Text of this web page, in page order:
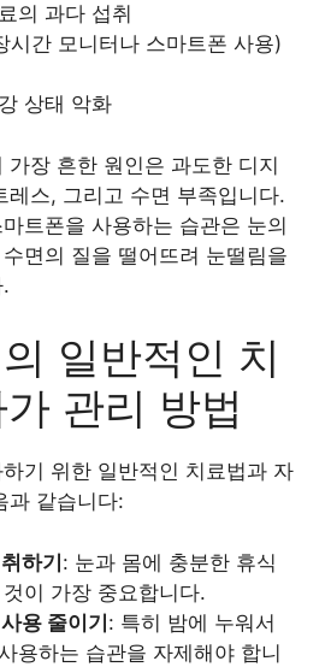
의 과다 섭취
시간 모니터나 스마트폰 사용)
상태 악화
가장 흔한 원인은 과도한 디지
레스, 그리고 수면 부족입니다.
트폰을 사용하는 습관은 눈의
면의 질을 떨어뜨려 눈떨림을
일반적인 치
관리 방법
기 위한 일반적인 치료법과 자
과 같습니다:
하기: 눈과 몸에 충분한 휴식
이 가장 중요합니다.
용 줄이기: 특히 밤에 누워서
용하는 습관을 자제해야 합니